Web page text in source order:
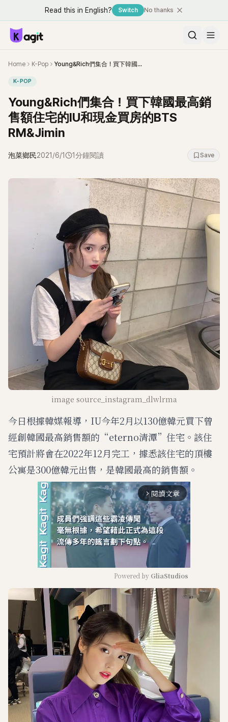
Read this in English? Switch No thanks
Home K-Pop Young&Rich們集合！買下韓國最高銷售額住宅的IU和現金買房的BTS RM&Jimin
K-POP
Young&Rich們集合！買下韓國最高銷
售額住宅的IU和現金買房的BTS
RM&Jimin
泡菜鄉民2021/6/1 1分鐘閱讀 Save
image source_instagram_dlwlrma
今日根據韓媒報導，IU今年2月以130億韓元買下曾
經創韓國最高銷售額的“eterno清潭”住宅。該住
宅預計將會在2022年12月完工，據悉該住宅的頂樓
公寓是300億韓元出售，是韓國最高的銷售額。
arrow_forward_ios 閱讀文章
M
u
t
e
Powered by GliaStudios